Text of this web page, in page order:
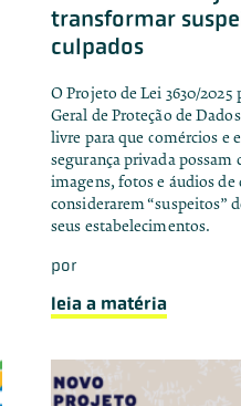
transformar
culpados
O Projeto de Lei 3630/
Geral de Proteção de
livre para que comércios e
segurança privada
imagens, fotos e áudios de
considerarem “suspeitos”
seus estabelecimentos.
por
leia a matéria